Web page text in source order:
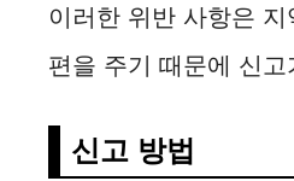
o
이러한 위반 사항은
편을 주기 때문에 신
신고 방법